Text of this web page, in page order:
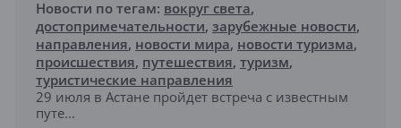
Новости по тегам: вокруг света,
достопримечательности, зарубежные новости,
направления, новости мира, новости туризма,
происшествия, путешествия, туризм,
туристические направления
29 июля в Астане пройдет встреча с известным
путе...